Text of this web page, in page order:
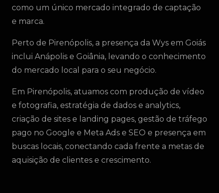
como um único mercado integrado de captação
e marca.
Perto de Pirenópolis, a presença da Wys em Goiás
inclui Anápolis e Goiânia, levando o conhecimento
do mercado local para o seu negócio.
Em Pirenópolis, atuamos com produção de vídeo
e fotografia, estratégia de dados e analytics,
criação de sites e landing pages, gestão de tráfego
pago no Google e Meta Ads e SEO e presença em
buscas locais, conectando cada frente a metas de
aquisição de clientes e crescimento.